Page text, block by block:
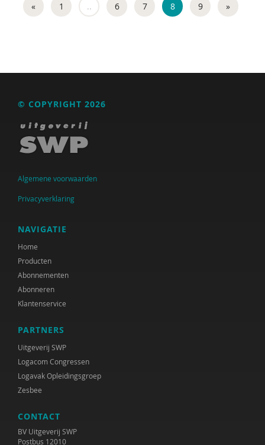
« 1 .. 6 7 8 9 »
© COPYRIGHT 2026
Algemene voorwaarden
Privacyverklaring
NAVIGATIE
Home
Producten
Abonnementen
Abonneren
Klantenservice
PARTNERS
Uitgeverij SWP
Logacom Congressen
Logavak Opleidingsgroep
Zesbee
CONTACT
BV Uitgeverij SWP
Postbus 12010